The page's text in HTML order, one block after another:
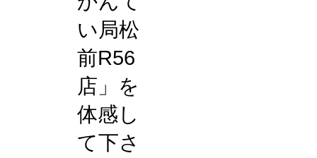
い局松
前R56
店」を
体感し
て下さ